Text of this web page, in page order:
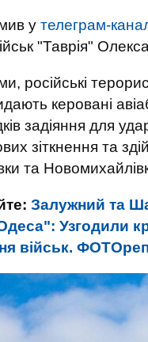
у телеграм-
"Таврія"
російські
керовані
задіяння для
зіткнення та
та
Залужний та
Узгодили
військ.